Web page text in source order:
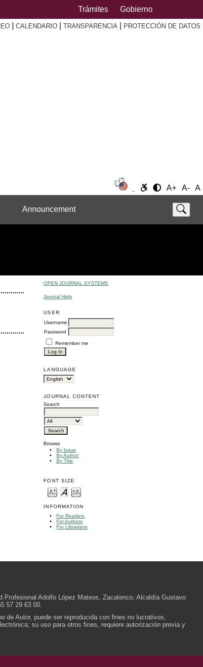
Trámites Gobierno
CALENDARIO TRANSPARENCIA PROTECCIÓN DE DATOS
A+ A- A
Announcement
OPEN JOURNAL SYSTEMS
Journal Help
USER
Username
Password
Remember me
LANGUAGE
JOURNAL CONTENT
Search
Browse
By Issue
By Author
By Title
FONT SIZE
INFORMATION
For Readers
For Authors
For Librarians
Adolfo López Mateos, Zacatenco, Alcaldía Gustavo
57 29 63 00.
de Autor, puede ser reproducida con fines no lucrativos,
su uso para otros fines, requiere autorización previa y